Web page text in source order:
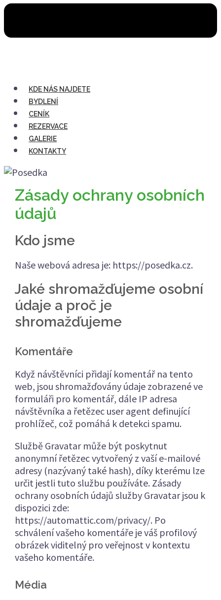
KDE NÁS NAJDETE
BYDLENÍ
CENÍK
REZERVACE
GALERIE
KONTAKTY
Zásady ochrany osobních
údajů
Kdo jsme
Naše webová adresa je: https://posedka.cz.
Jaké shromažďujeme osobní
údaje a proč je
shromažďujeme
Komentáře
Když návštěvníci přidají komentář na tento
web, jsou shromažďovány údaje zobrazené ve
formuláři pro komentář, dále IP adresa
návštěvníka a řetězec user agent definující
prohlížeč, což pomáhá k detekci spamu.
Službě Gravatar může být poskytnut
anonymní řetězec vytvořený z vaší e-mailové
adresy (nazývaný také hash), díky kterému lze
určit jestli tuto službu používáte. Zásady
ochrany osobních údajů služby Gravatar jsou k
dispozici zde:
https://automattic.com/privacy/. Po
schválení vašeho komentáře je váš profilový
obrázek viditelný pro veřejnost v kontextu
vašeho komentáře.
Média